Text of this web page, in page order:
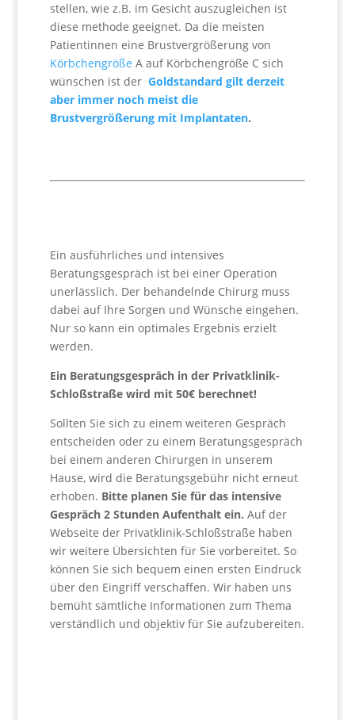
stellen, wie z.B. im Gesicht auszugleichen ist
diese methode geeignet. Da die meisten
Patientinnen eine Brustvergrößerung von
Körbchengröße A auf Körbchengröße C sich
wünschen ist der Goldstandard gilt derzeit
aber immer noch meist die
Brustvergrößerung mit Implantaten.
Ein ausführliches und intensives
Beratungsgespräch ist bei einer Operation
unerlässlich. Der behandelnde Chirurg muss
dabei auf Ihre Sorgen und Wünsche eingehen.
Nur so kann ein optimales Ergebnis erzielt
werden.
Ein Beratungsgespräch in der Privatklinik-
Schloßstraße wird mit 50€ berechnet!
Sollten Sie sich zu einem weiteren Gespräch
entscheiden oder zu einem Beratungsgespräch
bei einem anderen Chirurgen in unserem
Hause, wird die Beratungsgebühr nicht erneut
erhoben. Bitte planen Sie für das intensive
Gespräch 2 Stunden Aufenthalt ein. Auf der
Webseite der Privatklinik-Schloßstraße haben
wir weitere Übersichten für Sie vorbereitet. So
können Sie sich bequem einen ersten Eindruck
über den Eingriff verschaffen. Wir haben uns
bemüht sämtliche Informationen zum Thema
verständlich und objektiv für Sie aufzubereiten.